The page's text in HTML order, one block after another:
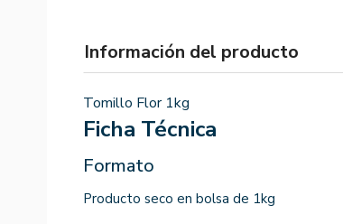
Información del producto
Tomillo Flor 1kg
Ficha Técnica
Formato
Producto seco en bolsa de 1kg